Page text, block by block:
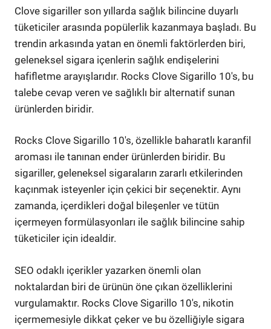
Clove sigariller son yıllarda sağlık bilincine duyarlı
tüketiciler arasında popülerlik kazanmaya başladı. Bu
trendin arkasında yatan en önemli faktörlerden biri,
geleneksel sigara içenlerin sağlık endişelerini
hafifletme arayışlarıdır. Rocks Clove Sigarillo 10's, bu
talebe cevap veren ve sağlıklı bir alternatif sunan
ürünlerden biridir.
Rocks Clove Sigarillo 10's, özellikle baharatlı karanfil
aroması ile tanınan ender ürünlerden biridir. Bu
sigariller, geleneksel sigaraların zararlı etkilerinden
kaçınmak isteyenler için çekici bir seçenektir. Aynı
zamanda, içerdikleri doğal bileşenler ve tütün
içermeyen formülasyonları ile sağlık bilincine sahip
tüketiciler için idealdir.
SEO odaklı içerikler yazarken önemli olan
noktalardan biri de ürünün öne çıkan özelliklerini
vurgulamaktır. Rocks Clove Sigarillo 10's, nikotin
içermemesiyle dikkat çeker ve bu özelliğiyle sigara